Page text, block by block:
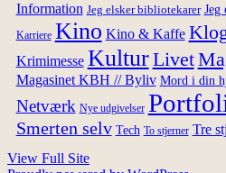
Information Jeg elsker bibliotekarer Jeg
Karriere Kino Kino & Kaffe
Krimimesse KulturLivet
Magasinet KBH // Byliv Mord i din
Netværk Nye udgivelser
Smerten selv Tech To stjerner Tre
View Full Site